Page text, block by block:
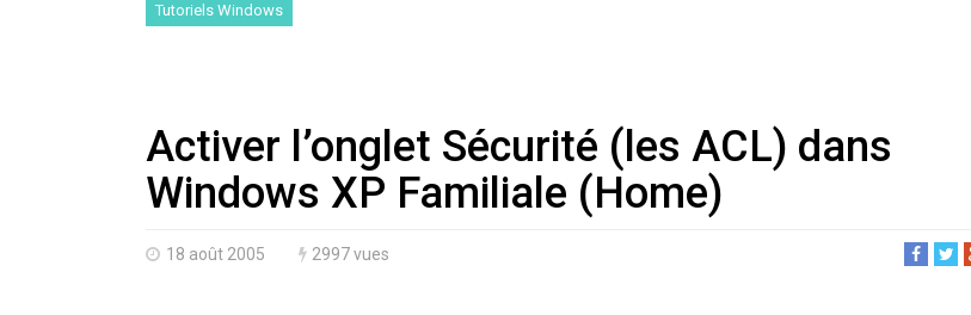
Tutoriels Windows
Activer l’onglet Sécurité (les ACL) dans
Windows XP Familiale (Home)
18 août 2005 2997 vues